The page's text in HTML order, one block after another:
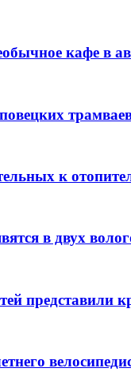
кафе в
к
в двух
представили